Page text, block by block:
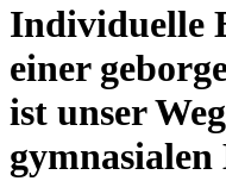
Individuelle
einer
ist unser